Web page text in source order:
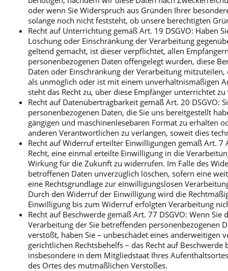
oder wenn Sie Widerspruch aus Gründen Ihrer
solange noch nicht feststeht, ob unsere berechtigten
Recht auf Unterrichtung gemäß Art. 19 DSGVO: Haben
Löschung oder Einschränkung der Verarbeitung
geltend gemacht, ist dieser verpflichtet, allen
personenbezogenen Daten offengelegt wurden, diese
Daten oder Einschränkung der Verarbeitung mitzuteilen,
als unmöglich oder ist mit einem unverhältnismäßigen
steht das Recht zu, über diese Empfänger unterrichtet
Recht auf Datenübertragbarkeit gemäß Art. 20 DSGVO:
personenbezogenen Daten, die Sie uns bereitgestellt
gängigen und maschinenlesebaren Format zu erhalten
anderen Verantwortlichen zu verlangen, soweit dies
Recht auf Widerruf erteilter Einwilligungen gemäß Art. 7
Recht, eine einmal erteilte Einwilligung in die
Wirkung für die Zukunft zu widerrufen. Im Falle des
betroffenen Daten unverzüglich löschen, sofern eine
eine Rechtsgrundlage zur einwilligungslosen
Durch den Widerruf der Einwilligung wird die
Einwilligung bis zum Widerruf erfolgten Verarbeitung
Recht auf Beschwerde gemäß Art. 77 DSGVO: Wenn Sie
Verarbeitung der Sie betreffenden personenbezogenen
verstößt, haben Sie – unbeschadet eines anderweitigen
gerichtlichen Rechtsbehelfs – das Recht auf
insbesondere in dem Mitgliedstaat Ihres
des Ortes des mutmaßlichen Verstoßes.